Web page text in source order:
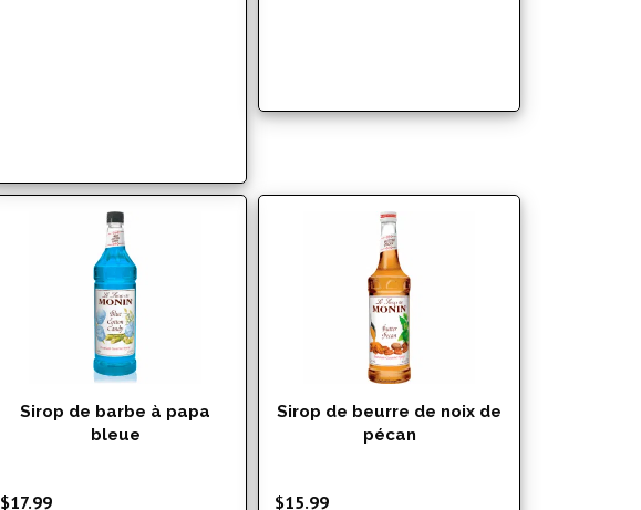
Sirop de barbe à papa
bleue
$17.99
Sirop de beurre de noix de
pécan
$15.99